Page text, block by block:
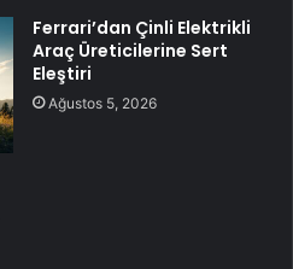
Ferrari’dan Çinli Elektrikli
Araç Üreticilerine Sert
Eleştiri
Ağustos 5, 2026